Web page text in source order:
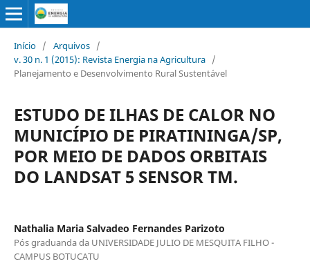
Início / Arquivos /
v. 30 n. 1 (2015): Revista Energia na Agricultura /
Planejamento e Desenvolvimento Rural Sustentável
ESTUDO DE ILHAS DE CALOR NO
MUNICÍPIO DE PIRATININGA/SP,
POR MEIO DE DADOS ORBITAIS
DO LANDSAT 5 SENSOR TM.
Nathalia Maria Salvadeo Fernandes Parizoto
Pós graduanda da UNIVERSIDADE JULIO DE MESQUITA FILHO -
CAMPUS BOTUCATU